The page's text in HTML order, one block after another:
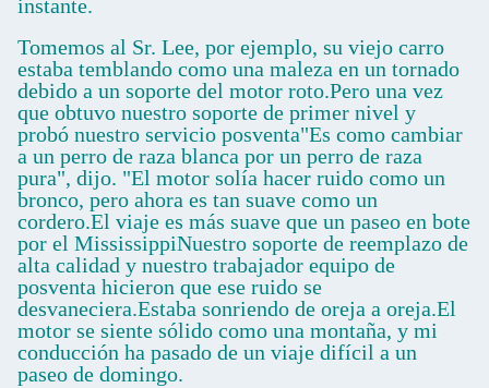
instante.
Tomemos al Sr. Lee, por ejemplo, su viejo carro
estaba temblando como una maleza en un tornado
debido a un soporte del motor roto.Pero una vez
que obtuvo nuestro soporte de primer nivel y
probó nuestro servicio posventa"Es como cambiar
a un perro de raza blanca por un perro de raza
pura", dijo. "El motor solía hacer ruido como un
bronco, pero ahora es tan suave como un
cordero.El viaje es más suave que un paseo en bote
por el MississippiNuestro soporte de reemplazo de
alta calidad y nuestro trabajador equipo de
posventa hicieron que ese ruido se
desvaneciera.Estaba sonriendo de oreja a oreja.El
motor se siente sólido como una montaña, y mi
conducción ha pasado de un viaje difícil a un
paseo de domingo.